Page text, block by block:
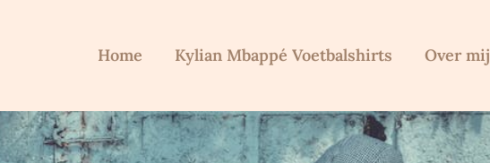
Home Kylian Mbappé Voetbalshirts Over mij